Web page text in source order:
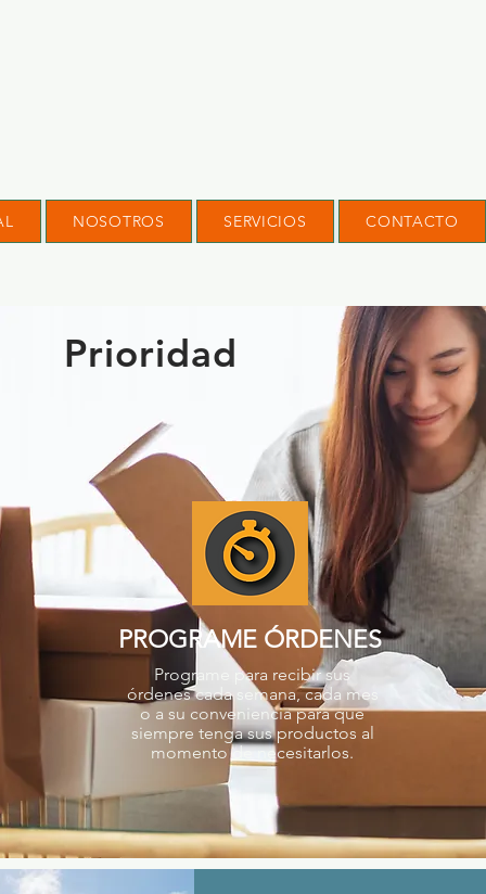
NOSOTROS SERVICIOS CONTACTO
Prioridad
PROGRAME ÓRDENES
Programe para recibir sus
órdenes cada semana, cada mes
o a su conveniencia para que
siempre tenga sus productos al
momento de necesitarlos.